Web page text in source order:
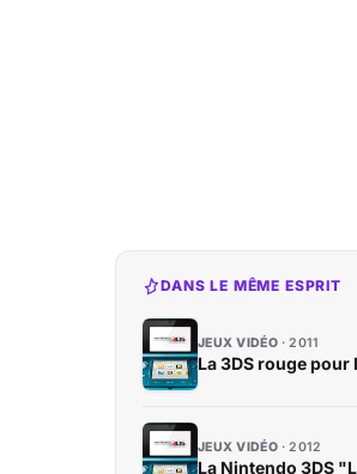
DANS LE MÊME ESPRIT
JEUX VIDÉO 2011
La 3DS rouge
JEUX VIDÉO 2012
La Nintendo 3DS